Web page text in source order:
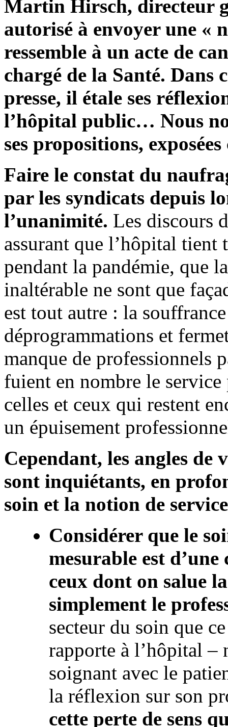
Martin Hirsch, directeur
autorisé à envoyer une «
ressemble à un acte de
chargé de la Santé. Dans
presse, il étale ses
l’hôpital public… Nous
ses propositions,
Faire le constat du
par les syndicats depuis
l’unanimité. Les discours
assurant que l’hôpital
pendant la pandémie, que
inaltérable ne sont que
est tout autre : la
déprogrammations et
manque de professionnels
fuient en nombre le
celles et ceux qui restent
un épuisement
Cependant, les angles
sont inquiétants, en
soin et la notion de
Considérer que le
mesurable est
ceux dont on salue
simplement le
secteur du soin que
rapporte à l’hôpital –
soignant avec le
la réflexion sur son
cette perte de sens